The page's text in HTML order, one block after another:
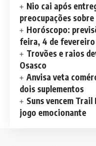
Nio cai após
preocupações sobre
Horóscopo:
feira, 4 de fevereiro
Trovões e raios
Osasco
Anvisa veta
dois suplementos
Suns vencem Trail
jogo emocionante